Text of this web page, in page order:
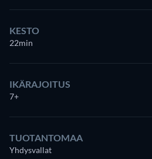
KESTO
22min
IKÄRAJOITUS
7+
TUOTANTOMAA
Yhdysvallat